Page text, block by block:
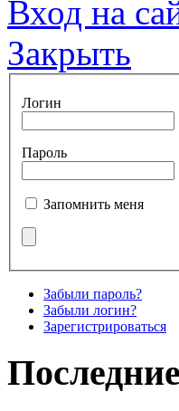
Вход на
Закрыть
Логин
Пароль
Запомнить меня
Забыли пароль?
Забыли логин?
Зарегистрироваться